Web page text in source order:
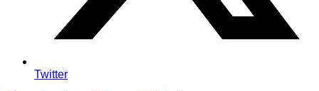
Twitter